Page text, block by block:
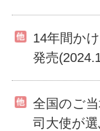
14年間か
発売
全国のご
司大使が